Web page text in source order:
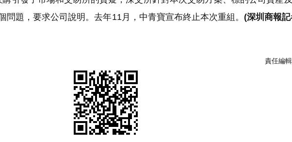
問題，要求公司說明。去年11月，中青寶宣布終止本次重組。 (深圳商報
責任編